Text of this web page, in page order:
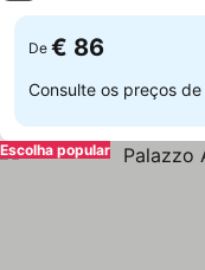
De € 86
Consulte os preços de
Escolha popular